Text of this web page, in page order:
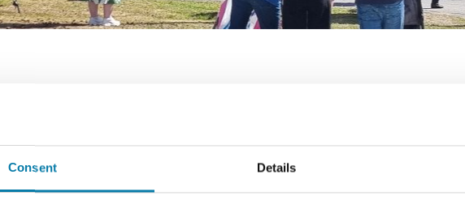
Consent Details
Alavuden kirjastossa on tarjolla digineuvontaa parittomien